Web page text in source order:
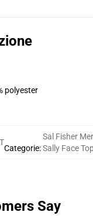
polyester
Categorie:
Sal Fisher
Sally Face
Say